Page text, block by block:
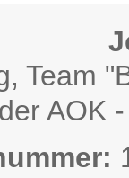
Team
AOK